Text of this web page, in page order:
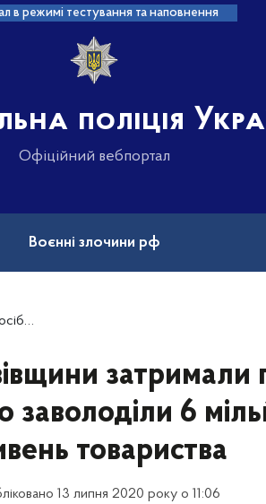
в режимі тестування та наповнення
поліція
Офіційний вебпортал
Воєнні злочини рф
затримали
заволоділи 6
товариства
13 липня 2020 року о 11:06